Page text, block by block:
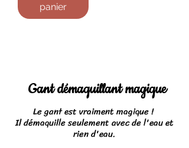
panier
Gant démaquillant magique
Le gant est vraiment magique !
Il démaquille seulement avec de l'eau et
rien d'eau.